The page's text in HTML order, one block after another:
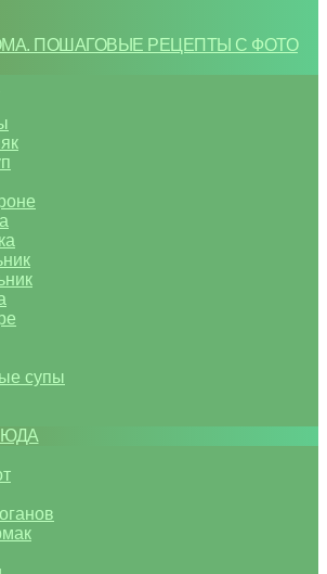
ПОШАГОВЫЕ РЕЦЕПТЫ С ФОТО
супы